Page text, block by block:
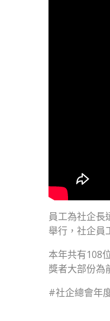
員工為社企
舉行，社企員
本年共有108
獎者大部份為
#社企總會年